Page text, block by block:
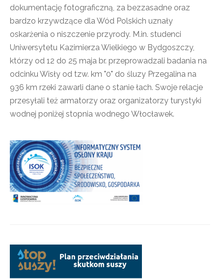
dokumentację fotograficzną, za bezzasadne oraz
bardzo krzywdzące dla Wód Polskich uznały
oskarżenia o niszczenie przyrody. M.in. studenci
Uniwersytetu Kazimierza Wielkiego w Bydgoszczy,
którzy od 12 do 25 maja br. przeprowadzali badania na
odcinku Wisły od tzw. km "0" do śluzy Przegalina na
936 km rzeki zawarli dane o stanie łach. Swoje relacje
przesyłali też armatorzy oraz organizatorzy turystyki
wodnej poniżej stopnia wodnego Włocławek.